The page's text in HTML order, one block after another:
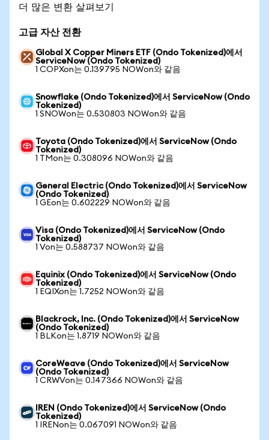
더 많은 변환 살펴보기
고급 자산 전환
Global X Copper Miners ETF (Ondo Tokenized)에서
ServiceNow (Ondo Tokenized)
1 COPXon는 0.139795 NOWon와 같음
Snowflake (Ondo Tokenized)에서 ServiceNow (Ondo
Tokenized)
1 SNOWon는 0.530803 NOWon와 같음
Toyota (Ondo Tokenized)에서 ServiceNow (Ondo
Tokenized)
1 TMon는 0.308096 NOWon와 같음
General Electric (Ondo Tokenized)에서 ServiceNow
(Ondo Tokenized)
1 GEon는 0.602229 NOWon와 같음
Visa (Ondo Tokenized)에서 ServiceNow (Ondo
Tokenized)
1 Von는 0.588737 NOWon와 같음
Equinix (Ondo Tokenized)에서 ServiceNow (Ondo
Tokenized)
1 EQIXon는 1.7252 NOWon와 같음
Blackrock, Inc. (Ondo Tokenized)에서 ServiceNow
(Ondo Tokenized)
1 BLKon는 1.8719 NOWon와 같음
CoreWeave (Ondo Tokenized)에서 ServiceNow
(Ondo Tokenized)
1 CRWVon는 0.147366 NOWon와 같음
IREN (Ondo Tokenized)에서 ServiceNow (Ondo
Tokenized)
1 IRENon는 0.067091 NOWon와 같음